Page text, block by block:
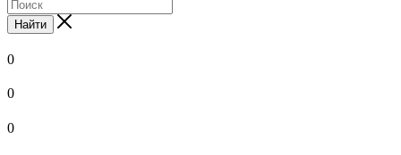
Найти
0
0
0